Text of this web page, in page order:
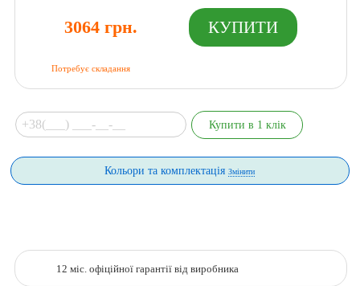
3064 грн.
Потребує складання
Кольори та комплектаціяЗмінити
12 міс. офіційної гарантії від виробника